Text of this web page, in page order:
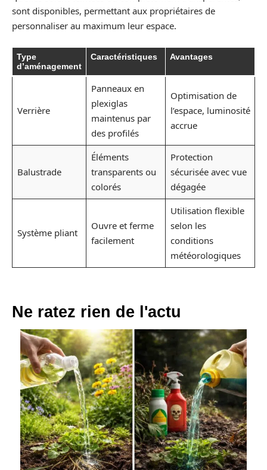
sont disponibles, permettant aux propriétaires de
personnaliser au maximum leur espace.
Type
d’aménagement
Caractéristiques Avantages
Verrière
Panneaux en
plexiglas
maintenus par
des profilés
Optimisation de
l’espace, luminosité
accrue
Balustrade
Éléments
transparents ou
colorés
Protection
sécurisée avec vue
dégagée
Système pliant
Ouvre et ferme
facilement
Utilisation flexible
selon les
conditions
météorologiques
Ne ratez rien de l'actu